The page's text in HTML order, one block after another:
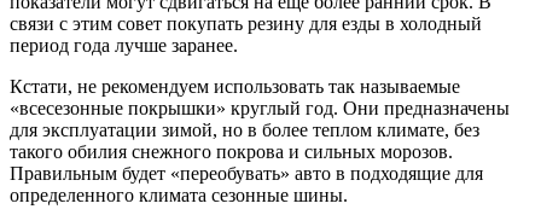
связи с этим совет покупать резину для езды в холодный
период года лучше заранее.
Кстати, не рекомендуем использовать так называемые
«всесезонные покрышки» круглый год. Они предназначены
для эксплуатации зимой, но в более теплом климате, без
такого обилия снежного покрова и сильных морозов.
Правильным будет «переобувать» авто в подходящие для
определенного климата сезонные шины.